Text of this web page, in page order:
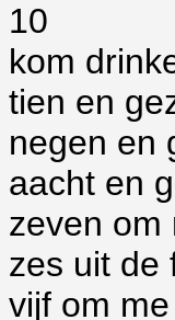
10
kom
tien en
negen en
aacht en
zeven om
zes uit de
vijf om